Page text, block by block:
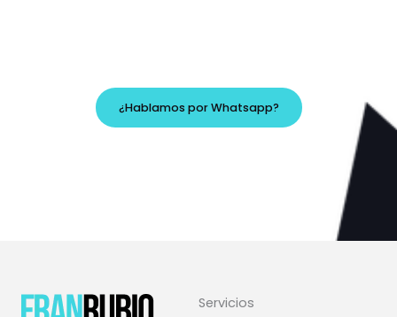
¿Hablamos por Whatsapp?
Servicios